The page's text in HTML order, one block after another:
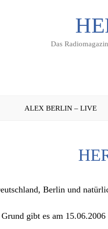
Das
ALEX BERLIN – LIVE
Berlin und
gibt es am